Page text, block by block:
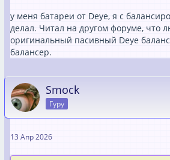
у меня батареи от Deye, я с
делал. Читал на другом форуме, что
оригинальный пасивный Deye
балансер.
Smock
Гуру
13 Апр 2026